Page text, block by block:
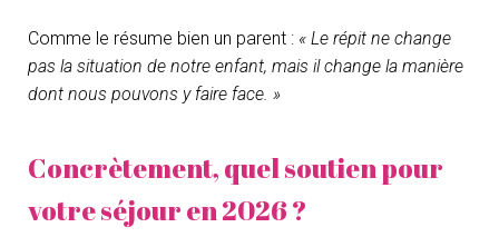
Comme le résume bien un parent : « Le répit ne change
pas la situation de notre enfant, mais il change la manière
dont nous pouvons y faire face. »
Concrètement, quel soutien pour
votre séjour en 2026 ?